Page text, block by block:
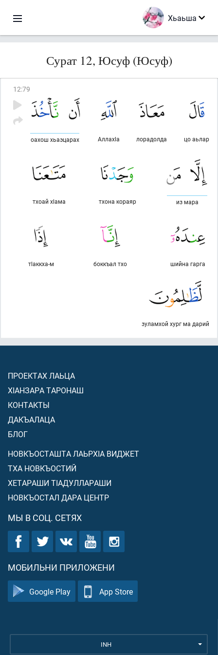
Хьаьша
Сурат 12, Юсуф (Юсуф)
12:79
цо аьлар
лорадолда
Аллахlа
оахош хьаэцарах
из мара
тхона кораяр
тхоай хlама
шийна гарга
боккъал тхо
тlаккха-м
зуламхой хург ма дарий
ПРОЕКТАХ ЛАЬЦА
ХIАНЗАРА ТАРОНАШ
КОНТАКТЫ
ДАКЪАЛАЦА
БЛОГ
НОВКЪОСТАШТА ЛАЬРХIА ВИДЖЕТ
ТХА НОВКЪОСТИЙ
ХЕТАРАШИ ТIАДУЛЛАРАШИ
НОВКЪОСТАЛ ДАРА ЦЕНТР
МЫ В СОЦ. СЕТЯХ
МОБИЛЬНИ ПРИЛОЖЕНИ
Google Play App Store
INH